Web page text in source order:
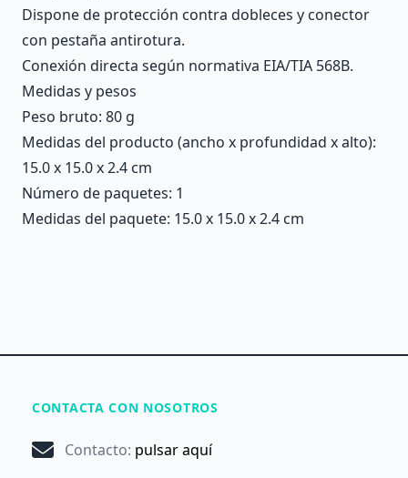
Dispone de protección contra dobleces y conector
con pestaña antirotura.
Conexión directa según normativa EIA/TIA 568B.
Medidas y pesos
Peso bruto: 80 g
Medidas del producto (ancho x profundidad x alto):
15.0 x 15.0 x 2.4 cm
Número de paquetes: 1
Medidas del paquete: 15.0 x 15.0 x 2.4 cm
CONTACTA CON NOSOTROS
Contacto: pulsar aquí